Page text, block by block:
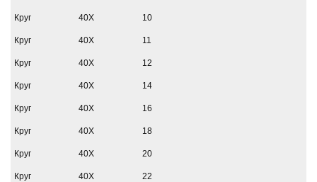
Круг 40Х 10
Круг 40Х 11
Круг 40Х 12
Круг 40Х 14
Круг 40Х 16
Круг 40Х 18
Круг 40Х 20
Круг 40Х 22